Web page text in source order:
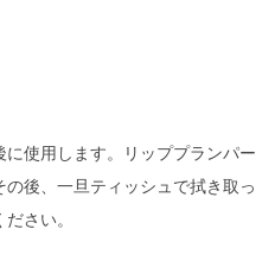
使用します。リッププランパー
後、一旦ティッシュで拭き取っ
さい。